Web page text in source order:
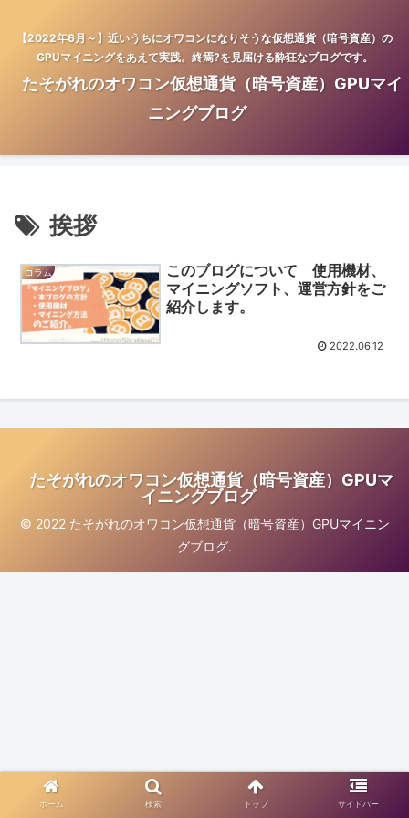
【2022年6月～】近いうちにオワコンになりそうな仮想通貨（暗号資産）の
GPUマイニングをあえて実践。終焉?を見届ける酔狂なブログです。
たそがれのオワコン仮想通貨（暗号資産）GPUマイ
ニングブログ
挨拶
コラム
このブログについて 使用機材、
マイニングソフト、運営方針をご
紹介します。
2022.06.12
たそがれのオワコン仮想通貨（暗号資産）GPUマ
イニングブログ
© 2022 たそがれのオワコン仮想通貨（暗号資産）GPUマイニン
グブログ.
ホーム 検索 トップ サイドバー